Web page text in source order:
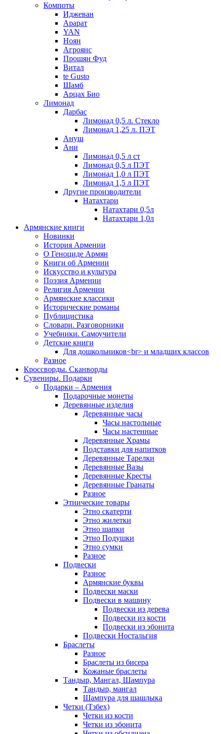
Компоты
Иджеван
Арарат
YAN
Ноян
Агроянс
Прошян Фуд
Витал
te Gusto
Шамб
Арцах Био
Лимонад
Дарбас
Лимонад 0,5 л. Стекло
Лимонад 1,25 л. ПЭТ
Ануш
Ани
Лимонад 0,5 л ст
Лимонад 0,5 л ПЭТ
Лимонад 1,0 л ПЭТ
Лимонад 1,5 л ПЭТ
Другие производители
Натахтари
Натахтари 0,5л
Натахтари 1,0л
Армянские книги
Новинки
История Армении
О Геноциде Армян
Книги об Армении
Иcкусство и культура
Поэзия Армении
Религия Армении
Армянские классики
Исторические романы
Публицистика
Словари. Разговорники
Учебники. Самоучители
Детские книги
Для дошкольников<br> и младших классов
Разное
Кроссворды. Сканворды
Сувениры. Подарки
Подарки – Армения
Подарочные монеты
Деревянные изделия
Деревянные часы
Часы настольные
Часы настенные
Деревянные Храмы
Подставки для напитков
Деревянные Тарелки
Деревянные Вазы
Деревянные Кресты
Деревянные Гранаты
Разное
Этнические товары
Этно скатерти
Этно жилетки
Этно шапки
Этно Подушки
Этно сумки
Разное
Подвески
Разное
Армянские буквы
Подвески маски
Подвески в машину
Подвески из дерева
Подвески из кости
Подвески из эбонита
Подвески Ностальгия
Браслеты
Разное
Браслеты из бисера
Кожаные браслеты
Тандыр, Мангал, Шампура
Тандыр, мангал
Шампура для шашлыка
Четки (Тзбех)
Четки из кости
Четки из эбонита